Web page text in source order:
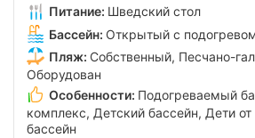
Питание: Шведский стол
Бассейн: Открытый с
Пляж: Собственный, Песчано-
Оборудован
Особенности: Подогреваемый
комплекс, Детский бассейн, Дети
бассейн